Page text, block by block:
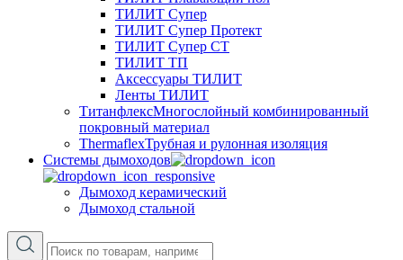
ТИЛИТ Супер
ТИЛИТ Супер Протект
ТИЛИТ Супер СТ
ТИЛИТ ТП
Аксессуары ТИЛИТ
Ленты ТИЛИТ
ТитанфлексМногослойный комбинированный
покровный материал
ThermaflexТрубная и рулонная изоляция
Cистемы дымоходов
Дымоход керамический
Дымоход стальной